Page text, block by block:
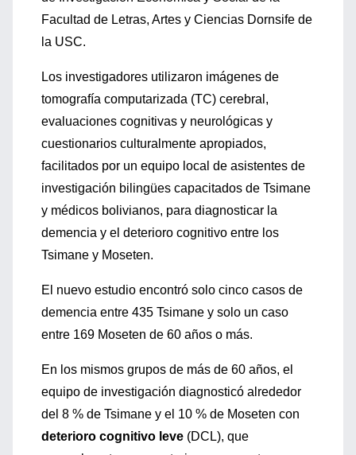
Facultad de Letras, Artes y Ciencias Dornsife de
la USC.
Los investigadores utilizaron imágenes de
tomografía computarizada (TC) cerebral,
evaluaciones cognitivas y neurológicas y
cuestionarios culturalmente apropiados,
facilitados por un equipo local de asistentes de
investigación bilingües capacitados de Tsimane
y médicos bolivianos, para diagnosticar la
demencia y el deterioro cognitivo entre los
Tsimane y Moseten.
El nuevo estudio encontró solo cinco casos de
demencia entre 435 Tsimane y solo un caso
entre 169 Moseten de 60 años o más.
En los mismos grupos de más de 60 años, el
equipo de investigación diagnosticó alrededor
del 8 % de Tsimane y el 10 % de Moseten con
deterioro cognitivo leve (DCL), que